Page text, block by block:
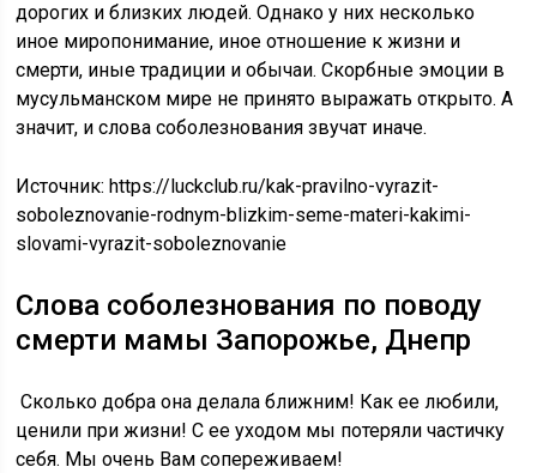
дорогих и близких людей. Однако у них несколько
иное миропонимание, иное отношение к жизни и
смерти, иные традиции и обычаи. Скорбные эмоции в
мусульманском мире не принято выражать открыто. А
значит, и слова соболезнования звучат иначе.
Источник:https://luckclub.ru/kak-pravilno-vyrazit-
soboleznovanie-rodnym-blizkim-seme-materi-kakimi-
slovami-vyrazit-soboleznovanie
Слова соболезнования по поводу
смерти мамы Запорожье, Днепр
Сколько добра она делала ближним! Как ее любили,
ценили при жизни! С ее уходом мы потеряли частичку
себя. Мы очень Вам сопереживаем!